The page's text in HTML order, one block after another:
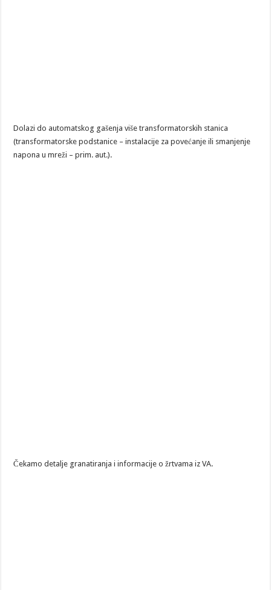
Dolazi do automatskog gašenja više transformatorskih stanica
(transformatorske podstanice – instalacije za povećanje ili smanjenje
napona u mreži – prim. aut.).
Čekamo detalje granatiranja i informacije o žrtvama iz VA.